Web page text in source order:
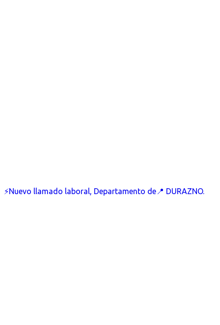
⚡Nuevo llamado laboral, Departamento de📍 DURAZNO.